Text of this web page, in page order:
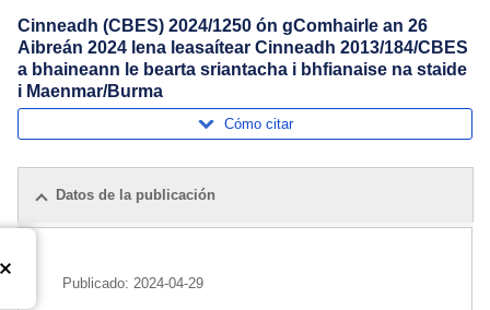
Cinneadh (CBES) 2024/1250 ón gComhairle an 26
Aibreán 2024 lena leasaítear Cinneadh 2013/184/CBES
a bhaineann le bearta sriantacha i bhfianaise na staide
i Maenmar/Burma
Cómo citar
Datos de la publicación
Publicado: 2024-04-29